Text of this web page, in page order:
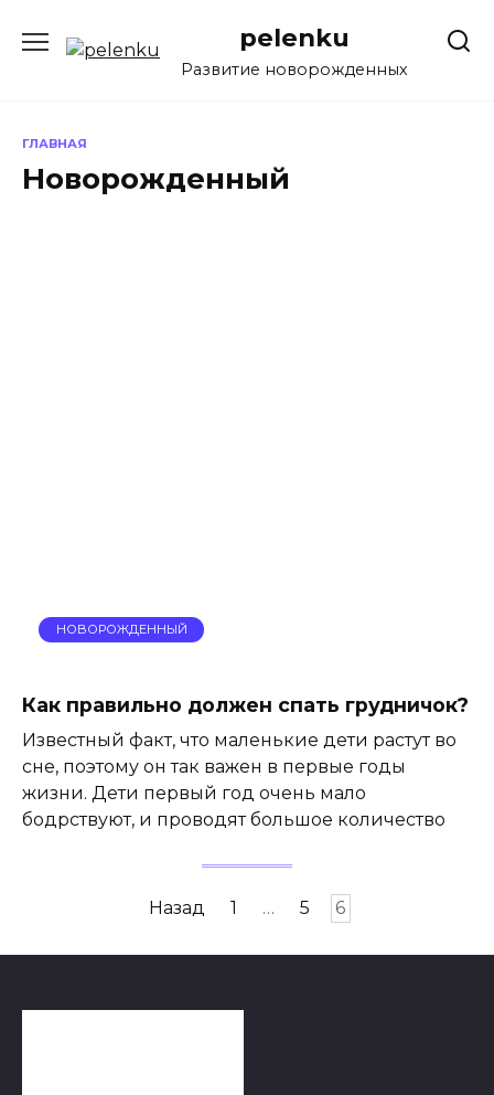
содержанию
pelenku
Развитие новорожденных
ГЛАВНАЯ
Новорожденный
НОВОРОЖДЕННЫЙ
Как правильно должен спать грудничок?
Известный факт, что маленькие дети растут во
сне, поэтому он так важен в первые годы
жизни. Дети первый год очень мало
бодрствуют, и проводят большое количество
Назад 1 … 5 6